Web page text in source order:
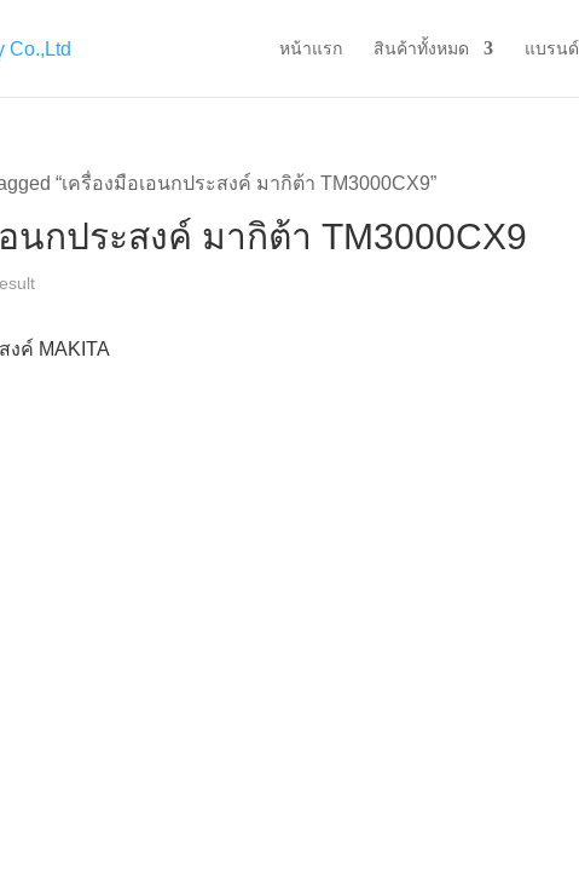
หน้าแรก สินค้าทั้งหมด แบรนด์
“เครื่องมือเอนกประสงค์ มากิต้า TM3000CX9”
นกประสงค์ มากิต้า TM3000CX9
งค์ MAKITA